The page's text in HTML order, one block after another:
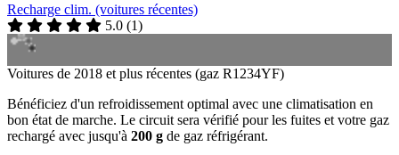
Recharge clim. (voitures récentes)
5.0 (1)
Voitures de 2018 et plus récentes (gaz R1234YF)
Bénéficiez d'un refroidissement optimal avec une climatisation en
bon état de marche. Le circuit sera vérifié pour les fuites et votre gaz
rechargé avec jusqu'à 200 g de gaz réfrigérant.